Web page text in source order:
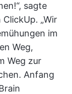
sagte
„Wir
im
Weg,
Weg zur
Anfang